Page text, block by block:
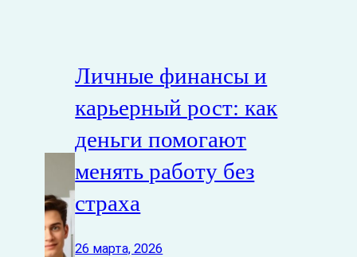
Личные финансы и
карьерный рост: как
деньги помогают
менять работу без
страха
26 марта, 2026